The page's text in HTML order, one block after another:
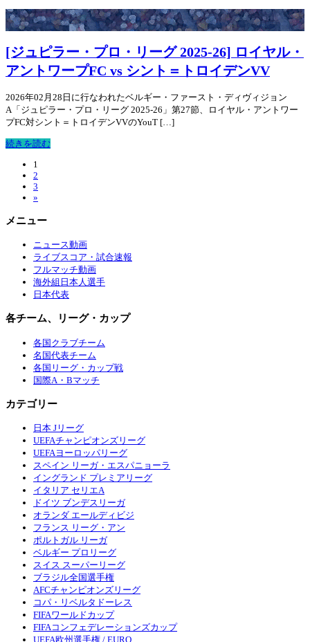
[ジュピラー・プロ・リーグ 2025-26] ロイヤル・
アントワープFC vs シント＝トロイデンVV
2026年02月28日に行なわれたベルギー・ファースト・ディヴィジョン
A「ジュピラー・プロ・リーグ 2025-26」第27節、ロイヤル・アントワー
プFC対シント＝トロイデンVVのYouT […]
続きを読む
1
2
3
»
メニュー
ニュース動画
ライブスコア・試合速報
フルマッチ動画
海外組日本人選手
日本代表
各チーム、リーグ・カップ
各国クラブチーム
名国代表チーム
各国リーグ・カップ戦
国際A・Bマッチ
カテゴリー
日本 Jリーグ
UEFAチャンピオンズリーグ
UEFAヨーロッパリーグ
スペイン リーガ・エスパニョーラ
イングランド プレミアリーグ
イタリア セリエA
ドイツ ブンデスリーガ
オランダ エールディビジ
フランス リーグ・アン
ポルトガル リーガ
ベルギー プロリーグ
スイス スーパーリーグ
ブラジル全国選手権
AFCチャンピオンズリーグ
コパ・リベルタドーレス
FIFAワールドカップ
FIFAコンフェデレーションズカップ
UEFA欧州選手権 / EURO